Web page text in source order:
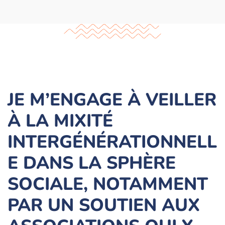
JE M’ENGAGE À VEILLER
À LA MIXITÉ
INTERGÉNÉRATIONNELL
E DANS LA SPHÈRE
SOCIALE, NOTAMMENT
PAR UN SOUTIEN AUX